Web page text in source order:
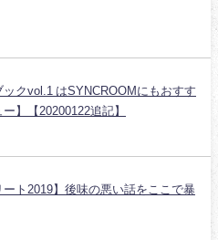
クvol.1 はSYNCROOMにもおすす
】【20200122追記】
ート2019】後味の悪い話をここで暴